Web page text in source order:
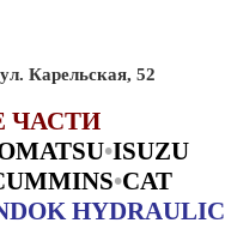
Карельская, 52
ЧАСТИ
MATSU•ISUZU
•CAT
HYDRAULIC